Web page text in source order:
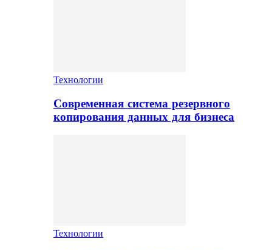
Технологии
Современная система резервного
копирования данных для бизнеса
Технологии